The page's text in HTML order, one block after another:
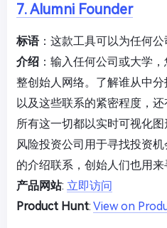
7. Alumni Founder
标语：这款工具可以为任何公
介绍 ：输入任何公司或大学
整创始人网络。了解谁从中分
以及这些联系的紧密程度，
所有这一切都以实时可视化
风险投资公司用于寻找投资
的介绍联系，创始人们也用来
产品网站: 立即访问
Product Hunt: View on